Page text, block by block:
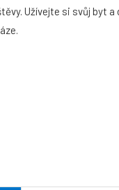
Užívejte si svůj byt